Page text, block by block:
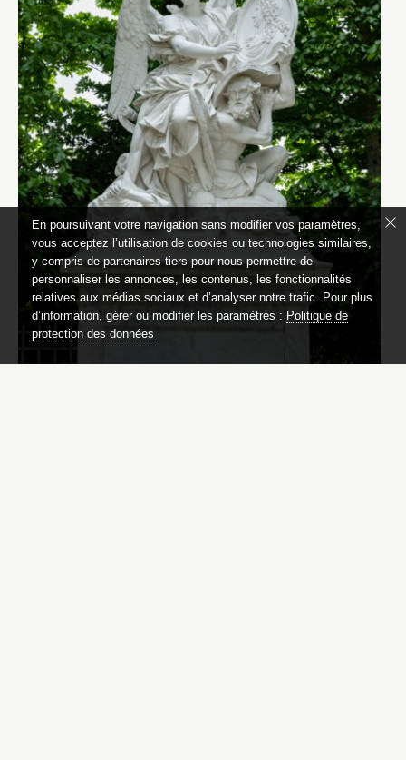
En poursuivant votre navigation sans modifier vos paramètres,
vous acceptez l’utilisation de cookies ou technologies similaires,
y compris de partenaires tiers pour nous permettre de
personnaliser les annonces, les contenus, les fonctionnalités
relatives aux médias sociaux et d’analyser notre trafic. Pour plus
d’information, gérer ou modifier les paramètres : Politique de
protection des données